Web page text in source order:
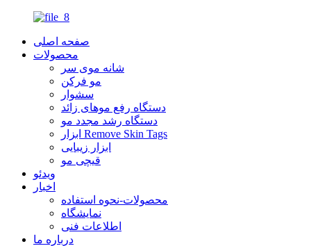
صفحه اصلی
محصولات
شانه موی سر
مو فرکن
سشوار
دستگاه رفع موهای زائد
دستگاه رشد مجدد مو
ابزار Remove Skin Tags
ابزار زیبایی
قیچی مو
ویدئو
اخبار
محصولات-نحوه استفاده
نمایشگاه
اطلاعات فنی
درباره ما